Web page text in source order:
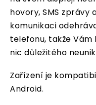
hovory, SMS
komunikaci
telefonu, takže
nic důležitého
Zařízení je
Android.